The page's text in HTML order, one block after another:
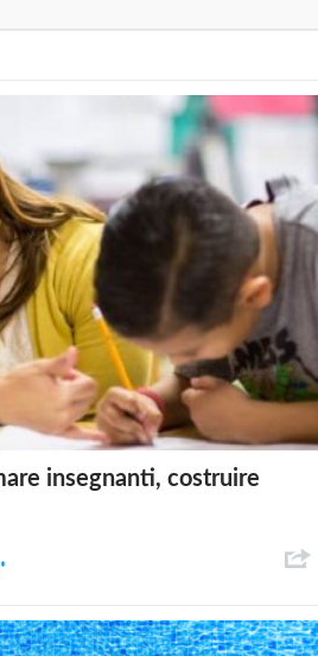
insegnanti, costruire